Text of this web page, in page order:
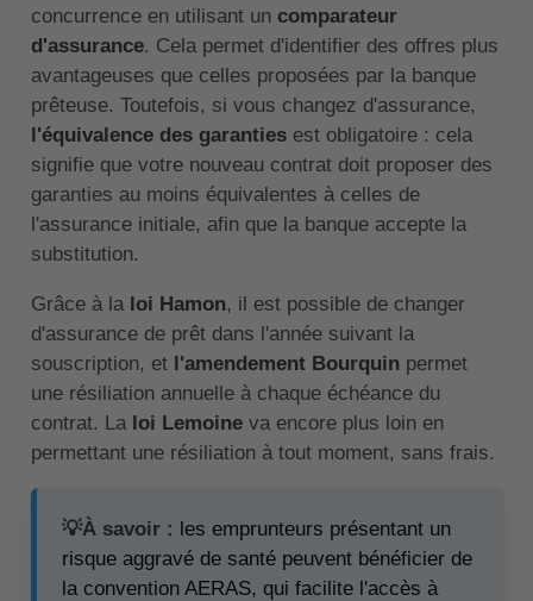
concurrence en utilisant un comparateur
d'assurance. Cela permet d'identifier des offres plus
avantageuses que celles proposées par la banque
prêteuse. Toutefois, si vous changez d'assurance,
l'équivalence des garantiesest obligatoire : cela
signifie que votre nouveau contrat doit proposer des
garanties au moins équivalentes à celles de
l'assurance initiale, afin que la banque accepte la
substitution.
Grâce à la loi Hamon, il est possible de changer
d'assurance de prêt dans l'année suivant la
souscription, et l'amendement Bourquinpermet
une résiliation annuelle à chaque échéance du
contrat. La loi Lemoineva encore plus loin en
permettant une résiliation à tout moment, sans frais.
💡À savoir : les emprunteurs présentant un
risque aggravé de santé peuvent bénéficier de
la convention AERAS, qui facilite l'accès à